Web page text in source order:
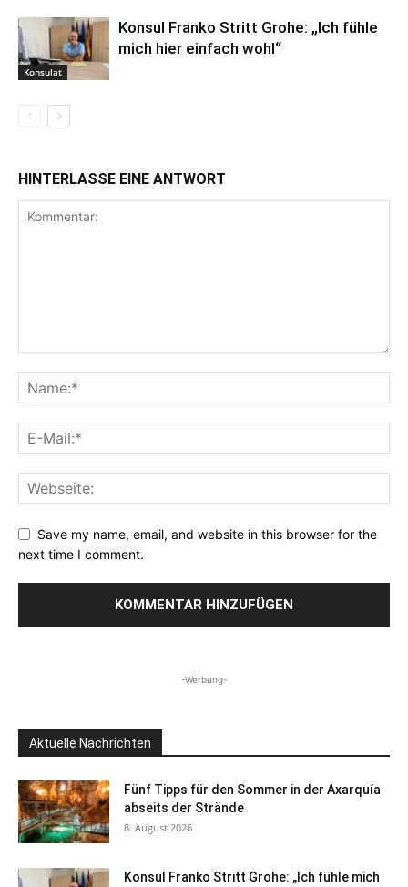
Konsulat
Konsul Franko Stritt Grohe: „Ich fühle
mich hier einfach wohl“
HINTERLASSE EINE ANTWORT
Save my name, email, and website in this browser for the
next time I comment.
-Werbung-
Aktuelle Nachrichten
Fünf Tipps für den Sommer in der Axarquía
abseits der Strände
8. August 2026
Konsul Franko Stritt Grohe: „Ich fühle mich